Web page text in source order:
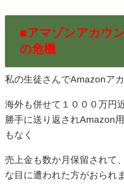
■アマゾンアカウ
の危機
私の生徒さんでAmazonア
海外も併せて１０００万円
勝手に送り返されAmazon
もなく
売上金も数か月保留されて
な目に遭われた方がおられ